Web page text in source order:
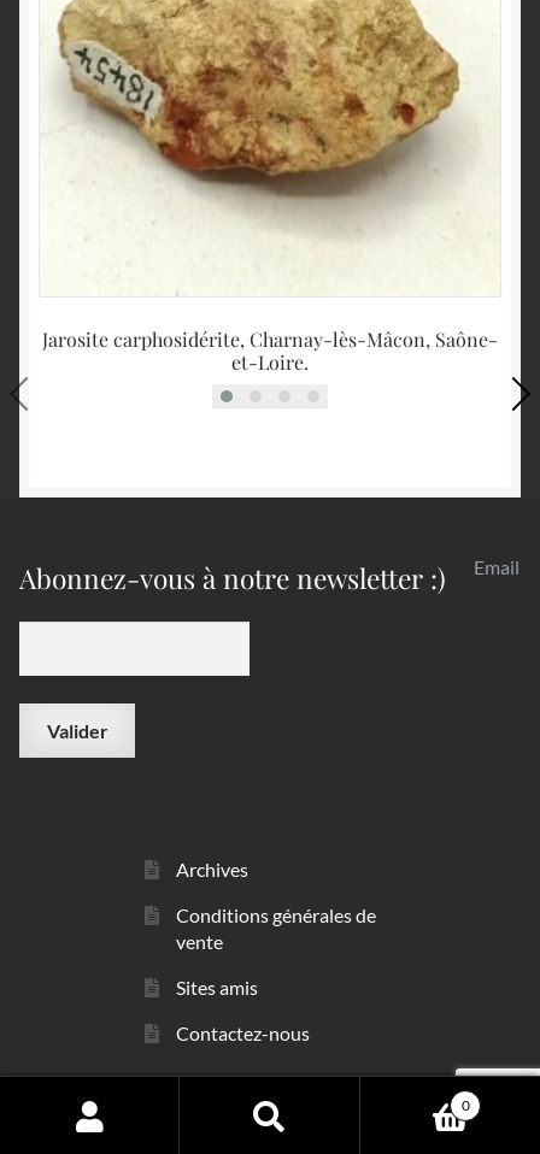
Jarosite carphosidérite, Charnay-lès-Mâcon, Saône-
et-Loire.
Abonnez-vous à notre newsletter :) Email
Archives
Conditions générales de
vente
Sites amis
Contactez-nous
© sarl Les Minéraux 2006 - 2026
Search
0